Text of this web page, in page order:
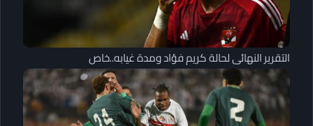
التقرير النهائى لحالة كريم فؤاد ومدة غيابه..خاص